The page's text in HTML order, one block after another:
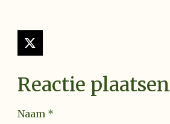
X
Reactie plaatsen
Naam *